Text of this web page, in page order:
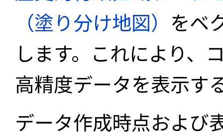
（塗り分け地図） をベ
します。これにより、
高精度データを表示す
データ作成時点および